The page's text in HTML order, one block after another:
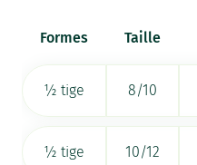
Formes Taille
½ tige 8/10
½ tige 10/12